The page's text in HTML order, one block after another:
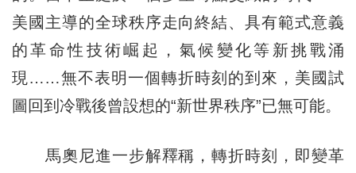
美國主導的全球秩序走向終結、具有範式意義
的革命性技術崛起，氣候變化等新挑戰涌
現……無不表明一個轉折時刻的到來，美國試
圖回到冷戰後曾設想的“新世界秩序”已無可能。
馬奧尼進一步解釋稱，轉折時刻，即變革